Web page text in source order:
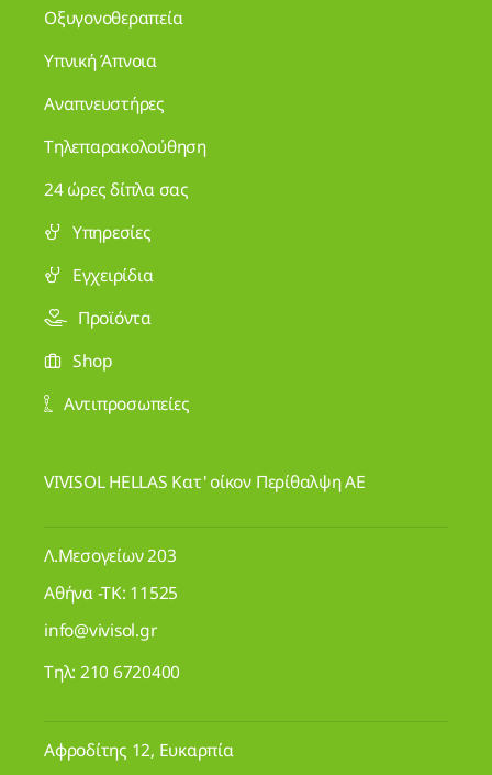
24 ώρες δίπλα σας
Υπηρεσίες
Εγχειρίδια
Προϊόντα
Shop
Αντιπροσωπείες
VIVISOL HELLAS Κατ' οίκον Περίθαλψη ΑΕ
Λ.Μεσογείων 203
info@vivisol.gr
Αφροδίτης 12, Ευκαρπία
Θεσσαλονίκη -ΤΚ: 56429
info@vivisol.gr